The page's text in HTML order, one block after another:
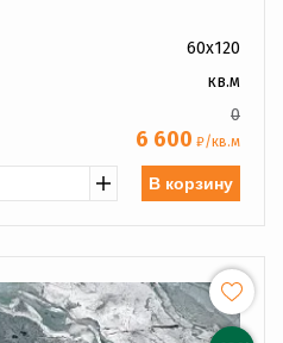
60x120
кв.м
0
6 600 ₽/кв.м
В корзину